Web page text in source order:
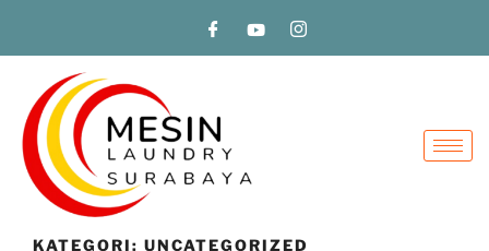
KATEGORI: UNCATEGORIZED